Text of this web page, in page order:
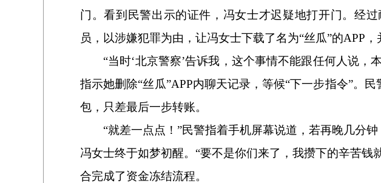
门。看到民警出示的证件，冯女士才迟疑地打开门。经
员，以涉嫌犯罪为由，让冯女士下载了名为“丝瓜”的APP
“当时‘北京警察’告诉我，这个事情不能跟任何人说
指示她删除“丝瓜”APP内聊天记录，等候“下一步指令”
包，只差最后一步转账。
“就差一点点！”民警指着手机屏幕说道，若再晚几分
冯女士终于如梦初醒。“要不是你们来了，我攒下的辛苦
合完成了资金冻结流程。